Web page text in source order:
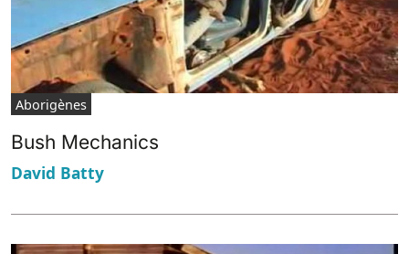
Aborigènes
Bush Mechanics
David Batty